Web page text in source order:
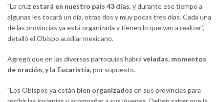
"La cruz estará en nuestro país 43 días, y durante ese tiempo a
algunas les tocará un día, otras dos y muy pocas tres días. Cada una
de las provincias ya está organizada y tienen lo que van a realizar",
detalló el Obispo auxiliar mexicano.
Agregó que en las diversas parroquias habrá veladas, momentos
de oración, y la Eucaristía, por supuesto.
"Los Obispos ya están bien organizados en sus provincias para